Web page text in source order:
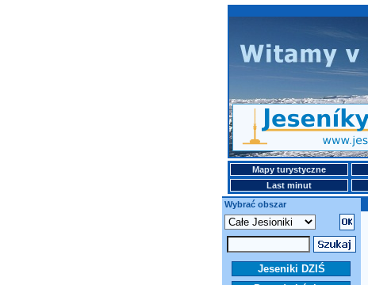
Mapy turystyczne
Last minut
Wybrać obszar
Jeseniki DZIŚ